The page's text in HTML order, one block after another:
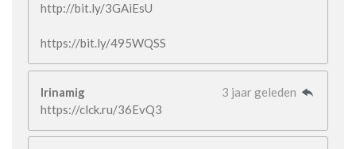
http://bit.ly/3GAiEsU
https://bit.ly/495WQSS
Irinamig
3 jaar geleden
https://clck.ru/36EvQ3